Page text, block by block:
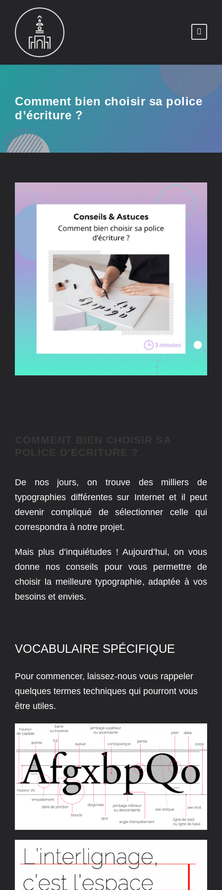
Comment bien choisir sa police
d’écriture ?
De nos jours, on trouve des milliers de
typographies différentes sur Internet et il peut
devenir compliqué de sélectionner celle qui
correspondra à notre projet.
Mais plus d’inquiétudes ! Aujourd’hui, on vous
donne nos conseils pour vous permettre de
choisir la meilleure typographie, adaptée à vos
besoins et envies.
VOCABULAIRE SPÉCIFIQUE
Pour commencer, laissez-nous vous rappeler
quelques termes techniques qui pourront vous
être utiles.